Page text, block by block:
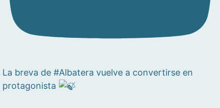
La breva de #Albatera vuelve a convertirse en
protagonista